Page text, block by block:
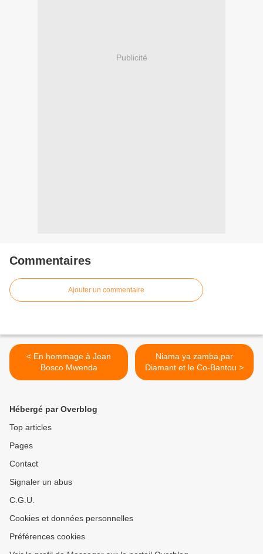
Publicité
Commentaires
Ajouter un commentaire
< En hommage à Jean
Bosco Mwenda
Niama ya zamba,par
Diamant et le Co-Bantou >
Hébergé par Overblog
Top articles
Pages
Contact
Signaler un abus
C.G.U.
Cookies et données personnelles
Préférences cookies